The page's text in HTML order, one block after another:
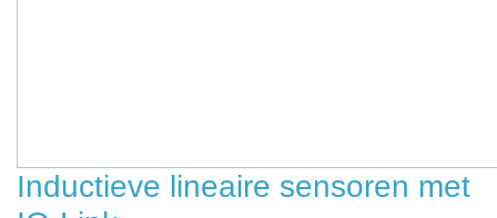
Inductieve lineaire sensoren met